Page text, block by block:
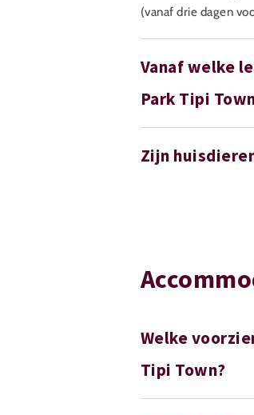
(vanaf drie dagen
Vanaf welke
Park Tipi
Zijn
Welke
Tipi Town?